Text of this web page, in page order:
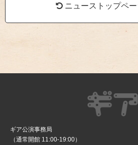
ニューストップペ
ギア公演事務局
（通常開館 11:00-19:00）